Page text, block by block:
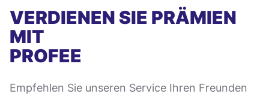
VERDIENEN SIE PRÄMIEN
MIT
PROFEE
Empfehlen Sie unseren Service Ihren Freunden